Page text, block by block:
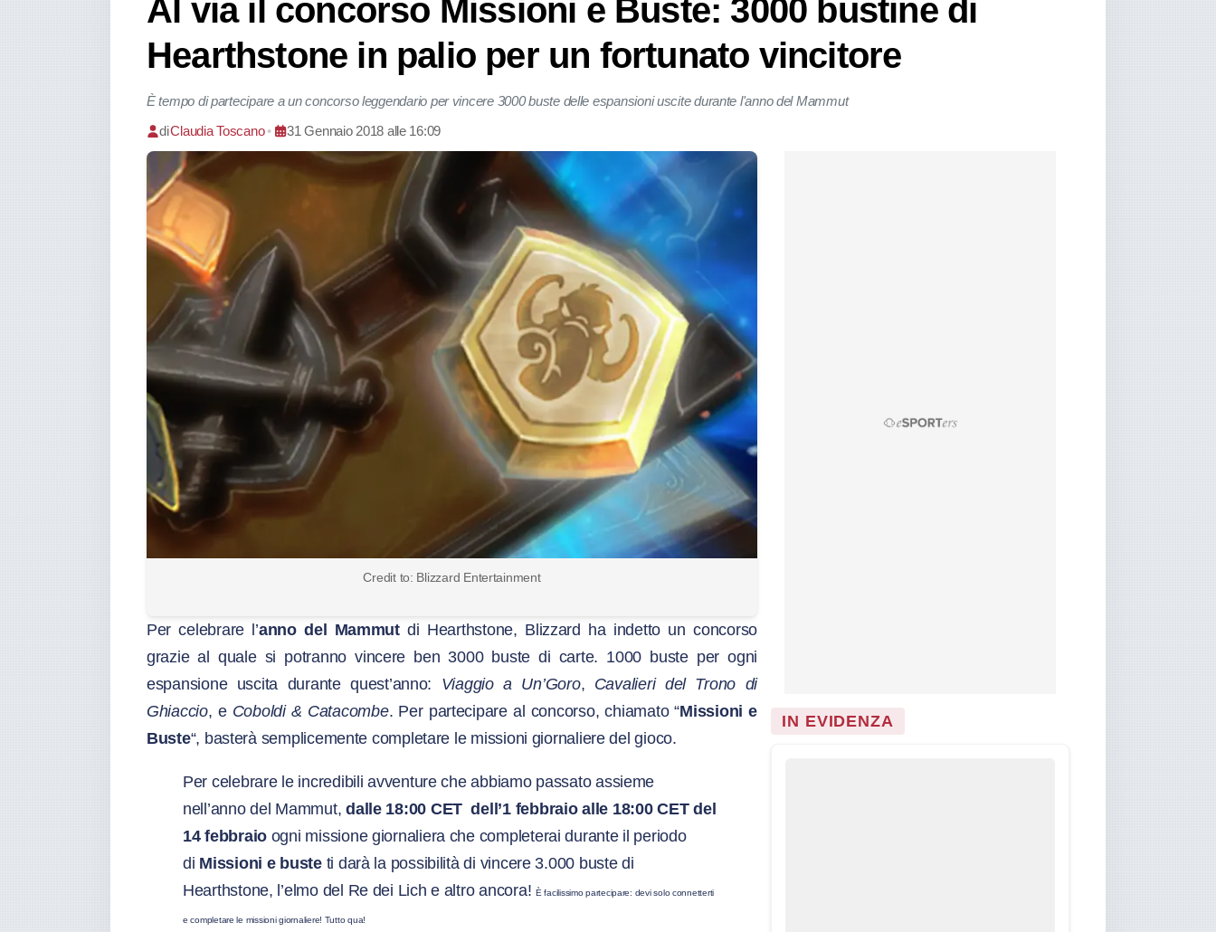
Al via il concorso Missioni e Buste: 3000 bustine di
Hearthstone in palio per un fortunato vincitore
È tempo di partecipare a un concorso leggendario per vincere 3000 buste delle espansioni uscite durante l'anno del Mammut
diClaudia Toscano • 31 Gennaio 2018 alle 16:09
Credit to: Blizzard Entertainment
Per celebrare l’anno del Mammutdi Hearthstone, Blizzard ha indetto un concorso
grazie al quale si potranno vincere ben 3000 buste di carte. 1000 buste per ogni
espansione uscita durante quest’anno: Viaggio a Un’Goro, Cavalieri del Trono di
Ghiaccio, eCoboldi & Catacombe. Per partecipare al concorso, chiamato “Missioni e
Buste“, basterà semplicemente completare le missioni giornaliere del gioco.
Per celebrare le incredibili avventure che abbiamo passato assieme
nell’anno del Mammut,dalle 18:00 CET dell’1 febbraio alle 18:00 CET del
14 febbraio ogni missione giornaliera che completerai durante il periodo
di Missioni e busteti darà la possibilità di vincere 3.000 buste di
Hearthstone, l’elmo del Re dei Lich e altro ancora! È facilissimo partecipare: devi solo connetterti
e completare le missioni giornaliere! Tutto qua!
IN EVIDENZA